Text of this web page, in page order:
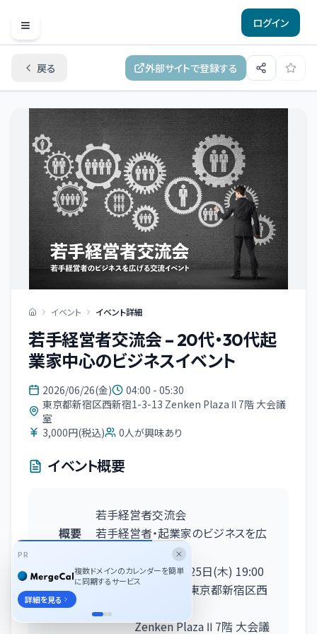
Open menu
ログイン
戻る 外部サイトで登録する
イベント イベント詳細
若手経営者交流会 – 20代・30代起
業家中心のビジネスイベント
2026/06/26(金)
04:00 - 05:30
東京都新宿区西新宿1-3-13 Zenken Plaza Ⅱ 7階 大会議
室
3,000円(税込)
0人が興味あり
イベント概要
概要
若手経営者交流会
若手経営者・起業家のビジネスを広
東京
2026年6月25日(木) 19:00
〜20:30
東京都新宿区西
Zenken Plaza Ⅱ 7階 大会議
PR
複数ドメインのカレンダーを簡単
に同期するサービス
詳細を見る